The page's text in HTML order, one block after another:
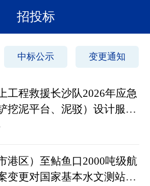
招投标
中标公示 变更通知
工程救援长沙队2026年应急
挖泥平台、泥驳）设计服务
港区）至鲇鱼口2000吨级航
变更对国家基本水文测站监